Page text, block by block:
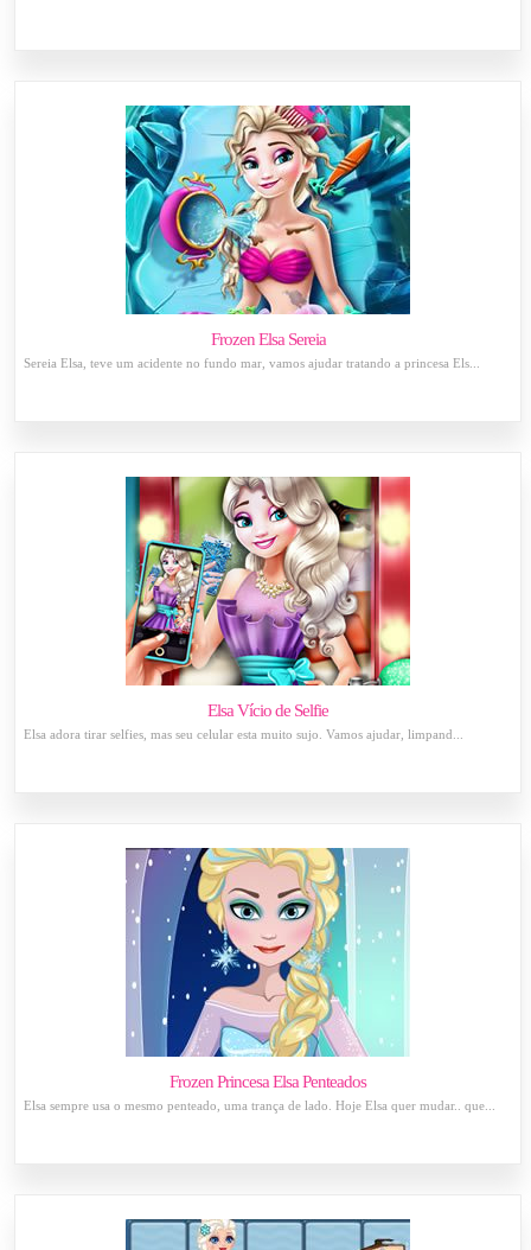
Frozen Elsa Sereia
Sereia Elsa, teve um acidente no fundo mar, vamos ajudar tratando a princesa Els...
Elsa Vício de Selfie
Elsa adora tirar selfies, mas seu celular esta muito sujo. Vamos ajudar, limpand...
Frozen Princesa Elsa Penteados
Elsa sempre usa o mesmo penteado, uma trança de lado. Hoje Elsa quer mudar.. que...